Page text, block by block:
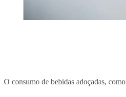
O consumo de bebidas adoçadas, como